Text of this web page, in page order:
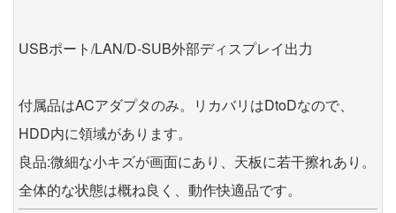
USBポート/LAN/D-SUB外部ディスプレイ出力
付属品はACアダプタのみ。リカバリはDtoDなので、
HDD内に領域があります。
良品:微細な小キズが画面にあり、天板に若干擦れあり。
全体的な状態は概ね良く、動作快適品です。